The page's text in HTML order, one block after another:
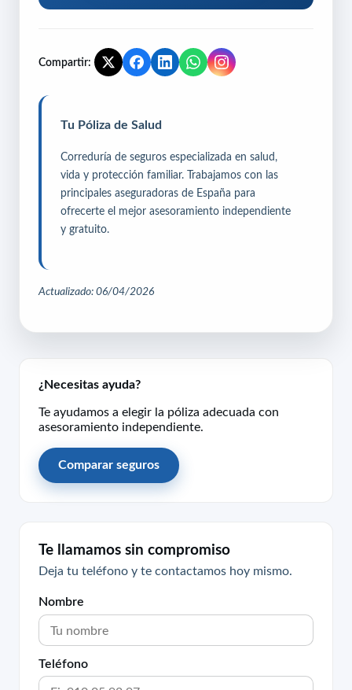
Compartir:
Tu Póliza de Salud
Correduría de seguros especializada en salud,
vida y protección familiar. Trabajamos con las
principales aseguradoras de España para
ofrecerte el mejor asesoramiento independiente
y gratuito.
Actualizado: 06/04/2026
¿Necesitas ayuda?
Te ayudamos a elegir la póliza adecuada con
asesoramiento independiente.
Comparar seguros
Te llamamos sin compromiso
Deja tu teléfono y te contactamos hoy mismo.
Nombre
Teléfono